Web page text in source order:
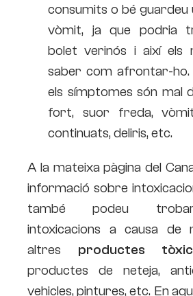
consumits o bé
vòmit, ja que podria
bolet verinós i així els
saber com afrontar-ho.
els símptomes són mal
fort, suor freda,
continuats, deliris, etc.
A la mateixa pàgina del
informació sobre
també podeu
intoxicacions a causa de
altres productes
productes de neteja,
vehicles, pintures, etc. En